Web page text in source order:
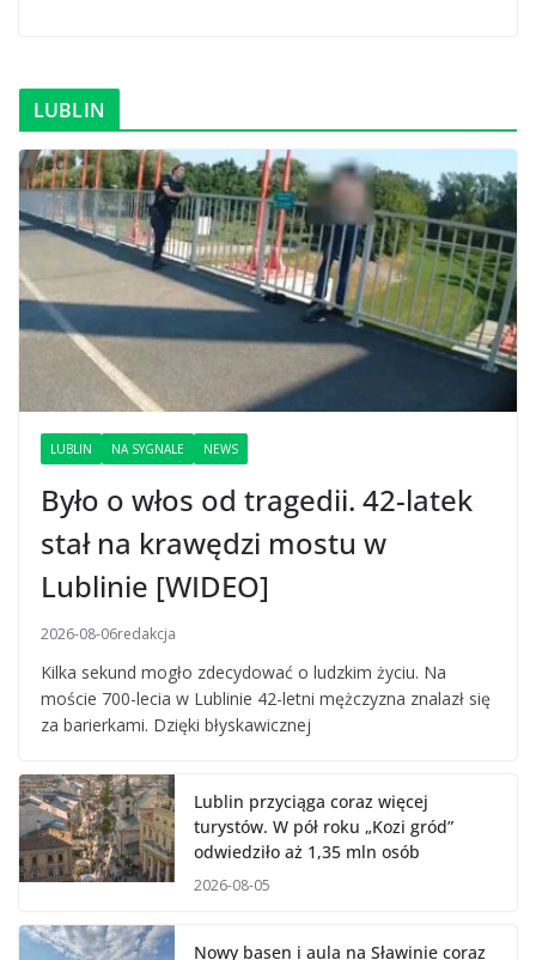
LUBLIN
LUBLIN NA SYGNALE NEWS
Było o włos od tragedii. 42-latek
stał na krawędzi mostu w
Lublinie [WIDEO]
2026-08-06redakcja
Kilka sekund mogło zdecydować o ludzkim życiu. Na
moście 700-lecia w Lublinie 42-letni mężczyzna znalazł się
za barierkami. Dzięki błyskawicznej
Lublin przyciąga coraz więcej
turystów. W pół roku „Kozi gród”
odwiedziło aż 1,35 mln osób
2026-08-05
Nowy basen i aula na Sławinie coraz